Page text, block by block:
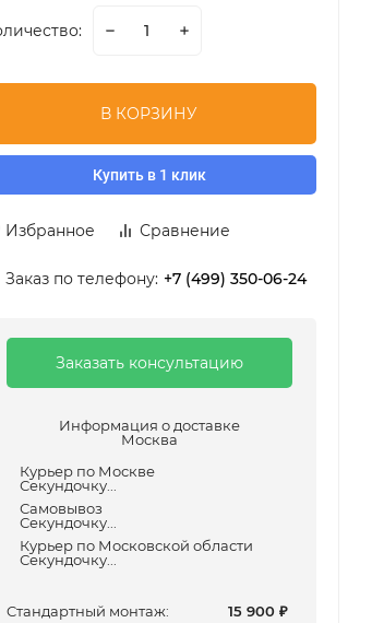
В КОРЗИНУ
Купить в 1 клик
Избранное Сравнение
Заказ по телефону: +7 (499) 350-06-24
Заказать консультацию
Информация о доставке
Москва
Курьер по Москве
Секундочку...
Самовывоз
Секундочку...
Курьер по Московской области
Секундочку...
Cтандартный монтаж: 15 900 ₽